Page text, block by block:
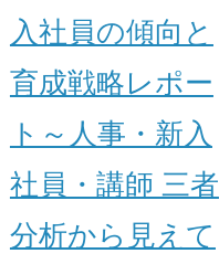
入社員の傾向と
育成戦略レポー
ト～人事・新入
社員・講師 三者
分析から見えて